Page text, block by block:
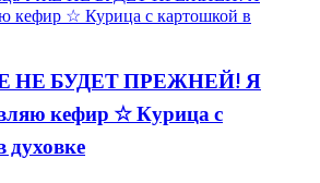
НЕ БУДЕТ ПРЕЖНЕЙ! Я
кефир ☆ Курица с